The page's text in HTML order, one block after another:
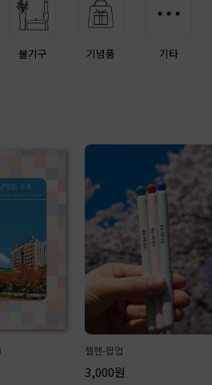
불기구 기념품 기타